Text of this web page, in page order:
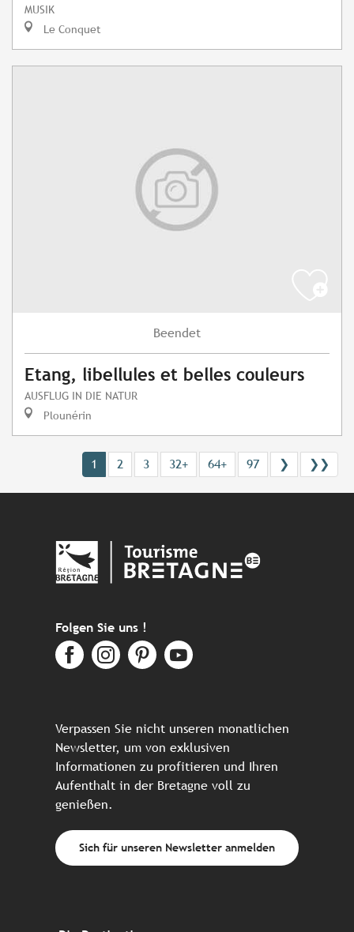
MUSIK
Le Conquet
Beendet
Etang, libellules et belles couleurs
AUSFLUG IN DIE NATUR
Plounérin
1 2 3 32+ 64+ 97 ❯ ❯❯
Folgen Sie uns !
Verpassen Sie nicht unseren monatlichen
Newsletter, um von exklusiven
Informationen zu profitieren und Ihren
Aufenthalt in der Bretagne voll zu
genießen.
Sich für unseren Newsletter anmelden